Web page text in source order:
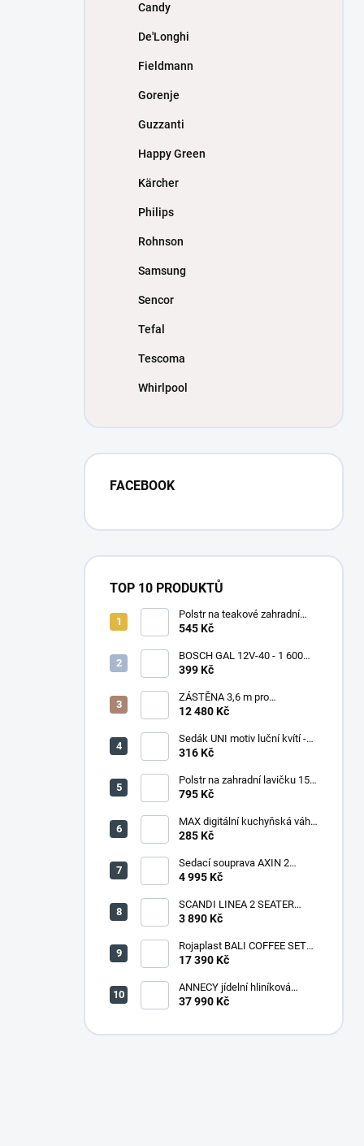
Candy
De'Longhi
Fieldmann
Gorenje
Guzzanti
Happy Green
Kärcher
Philips
Rohnson
Samsung
Sencor
Tefal
Tescoma
Whirlpool
FACEBOOK
TOP 10 PRODUKTŮ
Polstr na teakové zahradní
křeslo vysoké - látka světle
545 Kč
BOSCH GAL 12V-40 - 1 600
A01 9R3 - Rychlonabíjecka 12
399 Kč
ZÁSTĚNA 3,6 m pro
bioklimatickou pergolu -
12 480 Kč
Sedák UNI motiv luční kvítí -
set 4 kusy
316 Kč
Polstr na zahradní lavičku 150
cm - látka světle zelený melír
795 Kč
MAX digitální kuchyňská váha
(MKS1701)
285 Kč
Sedací souprava AXIN 2
umělý ratan
4 995 Kč
SCANDI LINEA 2 SEATER
SOFA - Ash grey/Storm grey
3 890 Kč
Rojaplast BALI COFFEE SET
hliníková souprava
17 390 Kč
ANNECY jídelní hliníková
souprava
37 990 Kč